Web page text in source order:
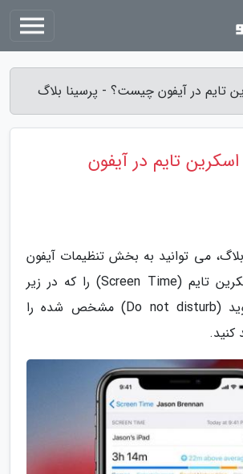
تایم در آیفون چیست؟ - پرسینا بلاگ
اسکرین تایم در آیفون
می توانید به بخش تنظیمات آیفون
رفته و ویژگی اسکرین تایم (Screen Time) را که در زیر
گزینه مزاحم نشوید (Do not disturb) مشخص شده را
کنید.